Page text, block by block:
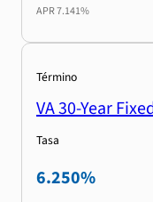
APR7.141%
Término
VA 30-Year
Tasa
6.250%